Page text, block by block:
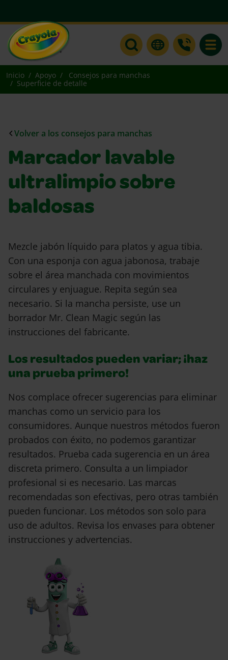
Inicio Apoyo
Consejos para manchas
Superficie de detalle
Volver a los consejos para manchas
Marcador lavable
ultralimpio sobre
baldosas
Mezcle jabón líquido para platos y agua tibia.
Con una esponja con agua jabonosa, trabaje
sobre el área manchada con movimientos
circulares y enjuague. Repita según sea
necesario. Si la mancha persiste, use un
borrador Mr. Clean Magic según las
instrucciones del fabricante.
Los resultados pueden variar; ¡haz
una prueba primero!
Nos complace ofrecer sugerencias para eliminar
manchas como un servicio para los
consumidores. Aunque nuestros métodos fueron
probados con éxito, no podemos garantizar
resultados. Prueba cada sugerencia en un área
discreta primero. Consulta a un limpiador
profesional si es necesario. Las marcas
recomendadas son efectivas, pero otras también
pueden funcionar. Los métodos son solo para
uso de adultos. Revisa los envases para obtener
instrucciones y advertencias.